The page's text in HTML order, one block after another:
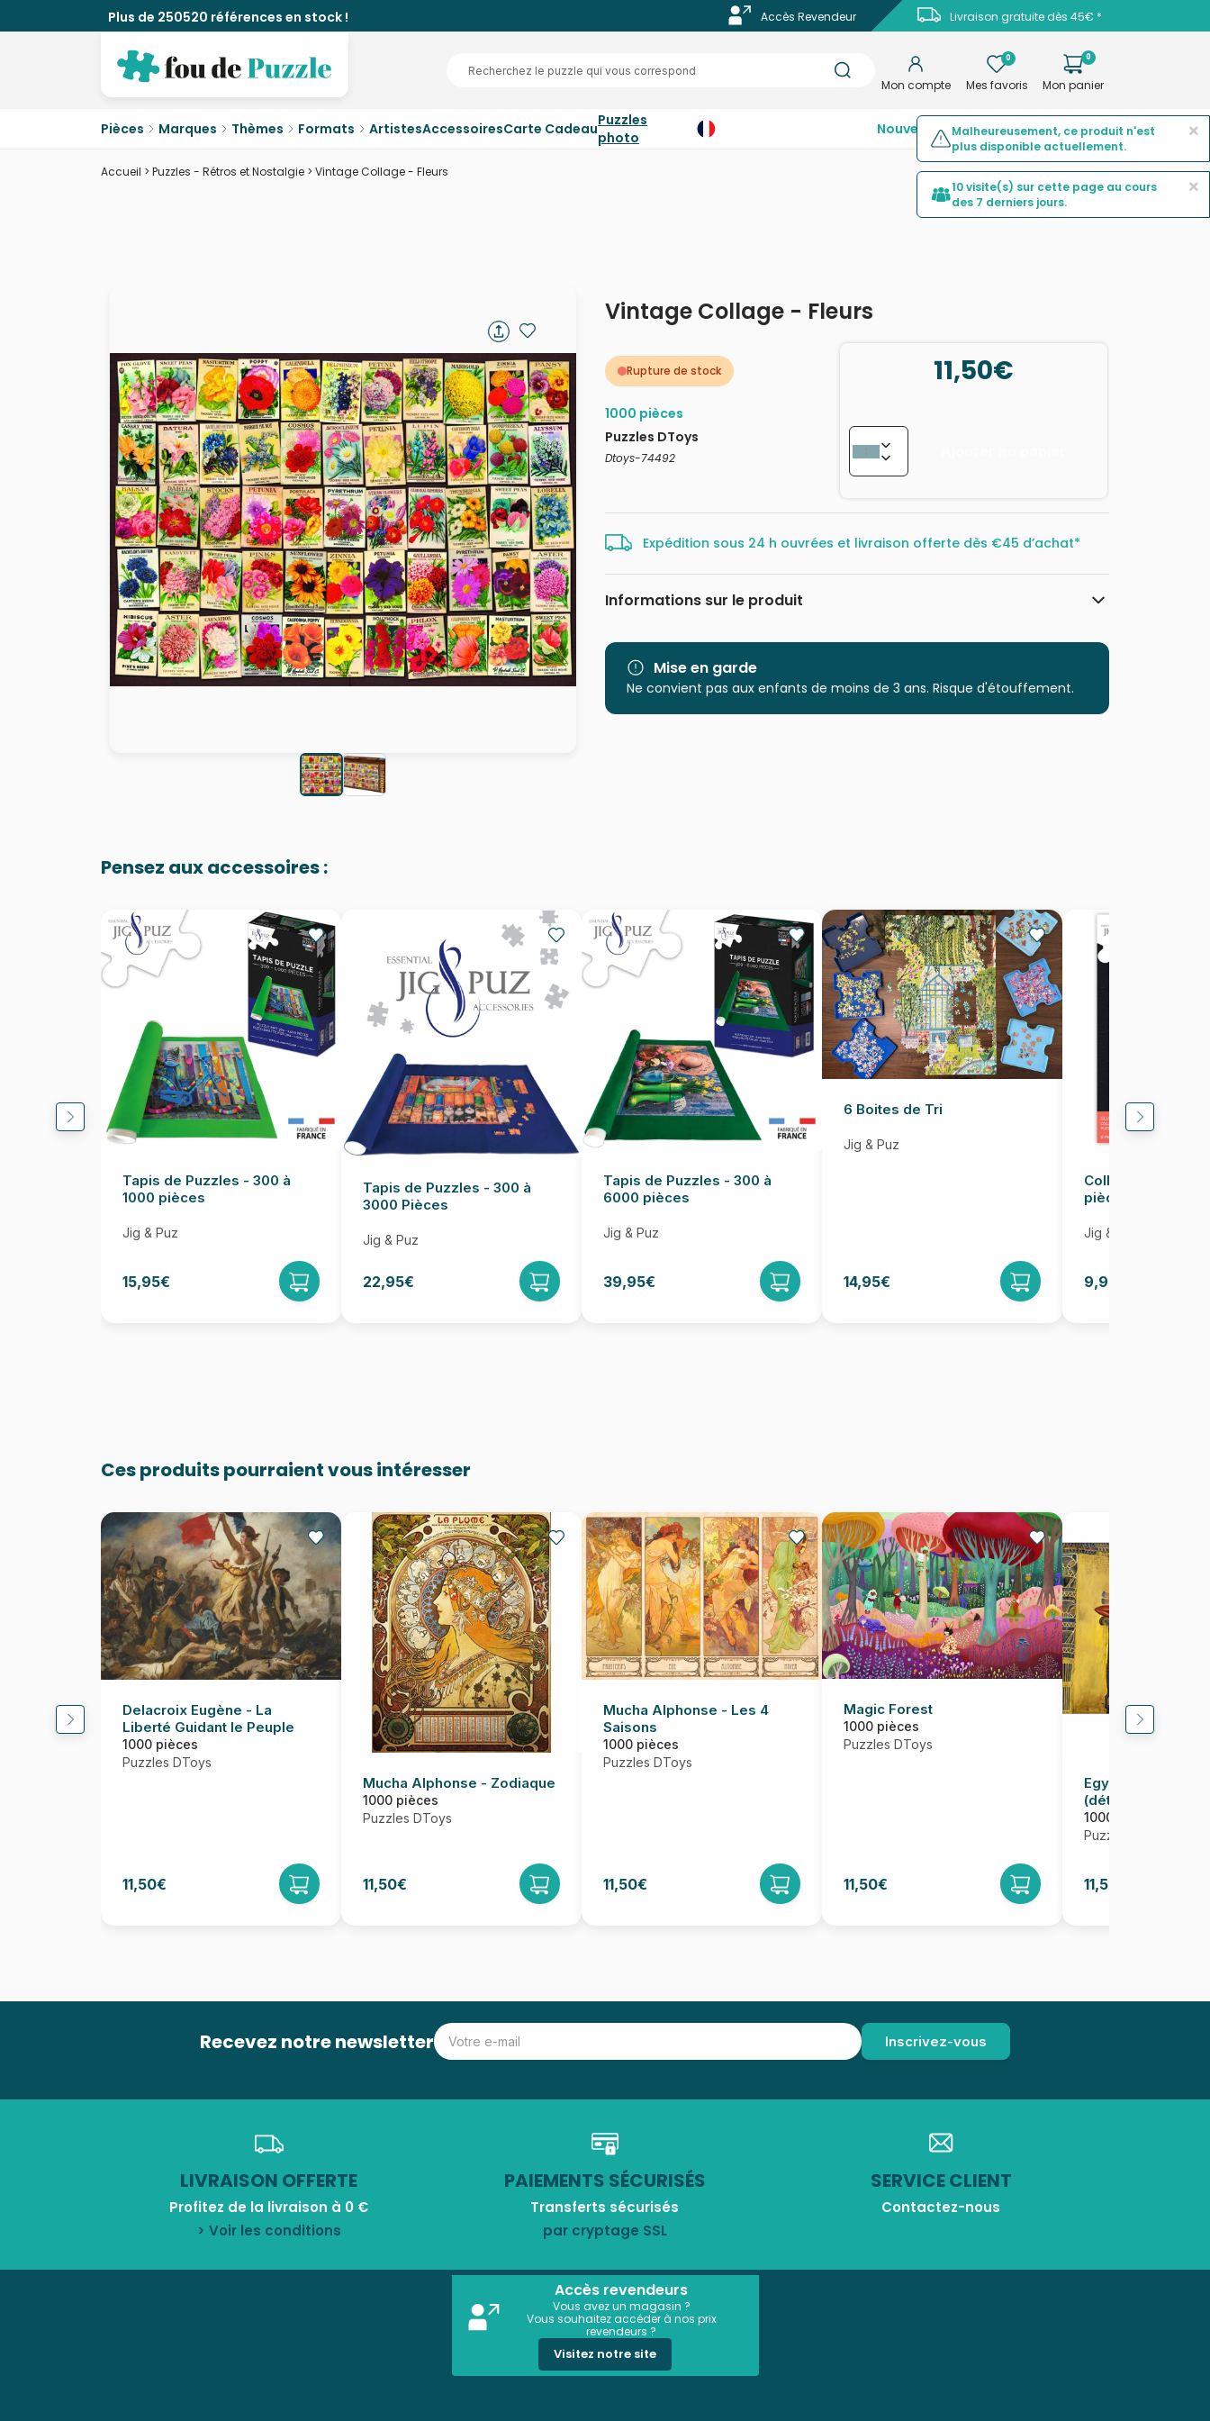
Plus de 250520 références en stock ! Livraison gratuite dès 45€ *
Accès Revendeur
Mon compte
0
Mes favoris
0
Mon panier
Pièces Marques Thèmes Formats ArtistesAccessoiresCarte CadeauPuzzles
photo
NouveautésTop ventesPromotions
Accueil > Puzzles - Rétros et Nostalgie > Vintage Collage - Fleurs
Vintage Collage - Fleurs
Rupture de stock
1000 pièces
Puzzles DToys
Dtoys-74492
11,50€
Expédition sous 24 h ouvrées et livraison offerte dès €45 d’achat*
Informations sur le produit
Catégorie
Age
Puzzle pour Adultes (500 à 48.000
pièces)
Mise en garde
Ne convient pas aux enfants de moins de 3 ans. Risque d'étouffement.
Pensez aux accessoires :
Tapis de Puzzles - 300 à
1000 pièces
Jig & Puz
15,95€
Tapis de Puzzles - 300 à
3000 Pièces
Jig & Puz
22,95€
Tapis de Puzzles - 300 à
6000 pièces
Jig & Puz
39,95€
6 Boites de Tri
Jig & Puz
14,95€
Colle pour Puzzle
pièces
Jig & Puz
9,95€
Ces produits pourraient vous intéresser
Delacroix Eugène - La
Liberté Guidant le Peuple
1000 pièces
Puzzles DToys
11,50€
Mucha Alphonse - Zodiaque
1000 pièces
Puzzles DToys
11,50€
Mucha Alphonse - Les 4
Saisons
1000 pièces
Puzzles DToys
11,50€
Magic Forest
1000 pièces
Puzzles DToys
11,50€
Egypte ancienne
(détail)
1000 pièces
Puzzles DToys
11,50€
Recevez notre newsletter
LIVRAISON OFFERTE
Profitez de la livraison à 0 €
> Voir les conditions
PAIEMENTS SÉCURISÉS
Transferts sécurisés
par cryptage SSL
SERVICE CLIENT
Contactez-nous
Accès revendeurs
Vous avez un magasin ?
Vous souhaitez accéder à nos prix
revendeurs ?
Visitez notre site
×
Malheureusement, ce produit n'est
plus disponible actuellement.
×
10 visite(s) sur cette page au cours
des 7 derniers jours.